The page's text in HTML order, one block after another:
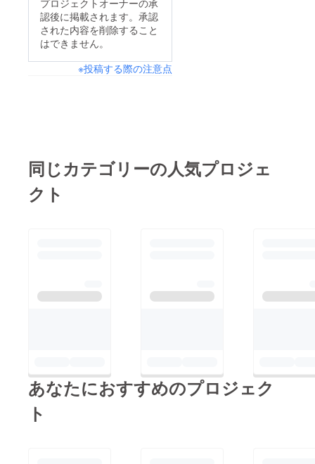
プロジェクトオーナーの承
認後に掲載されます。承認
された内容を削除すること
はできません。
※投稿する際の注意点
同じカテゴリーの人気プロジェ
クト
あなたにおすすめのプロジェク
ト